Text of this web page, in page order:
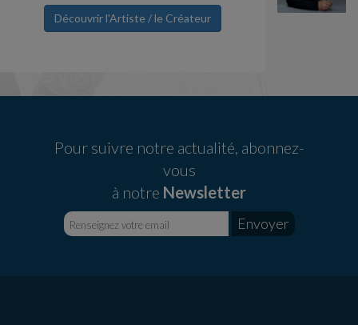
Découvrir l'Artiste / le Créateur
Pour suivre notre actualité, abonnez-
vous
à notre Newsletter